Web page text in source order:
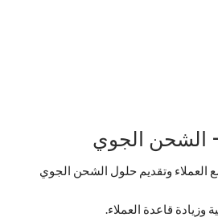
الشحن الجوي
العملاء وتقديم حلول الشحن الجوي
وزيادة قاعدة العملاء.